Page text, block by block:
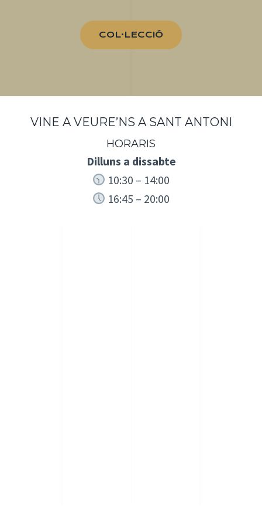
COL·LECCIÓ
VINE A VEURE’NS A SANT ANTONI
HORARIS
Dilluns a dissabte
10:30 – 14:00
16:45 – 20:00